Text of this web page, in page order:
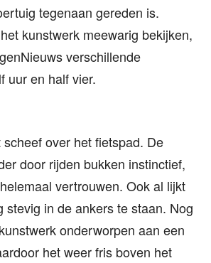
tegenaan gereden is.
kunstwerk meewarig bekijken,
verschillende
uur en half vier.
scheef over het fietspad. De
door rijden bukken instinctief,
vertrouwen. Ook al lijkt
stevig in de ankers te staan. Nog
onderworpen aan een
het weer fris boven het